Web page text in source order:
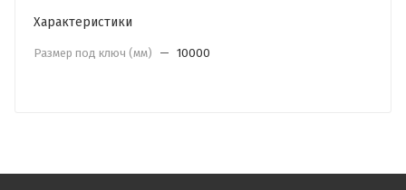
Характеристики
Размер под ключ (мм) — 10000